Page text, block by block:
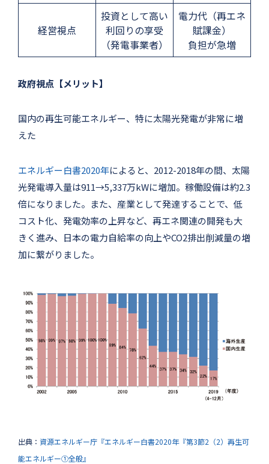
経営視点
投資として高い
利回りの享受
（発電事業者）
電力代（再エネ
賦課金）
負担が急増
政府視点【メリット】
国内の再生可能エネルギー、特に太陽光発電が非常に増
えた
エネルギー白書2020年によると、2012-2018年の間、太陽
光発電導入量は911→5,337万kWに増加。稼働設備は約2.3
倍になりました。また、産業として発達することで、低
コスト化、発電効率の上昇など、再エネ関連の開発も大
きく進み、日本の電力自給率の向上やCO2排出削減量の増
加に繋がりました。
出典： 資源エネルギー庁『エネルギー白書2020年『第3節2（2）再生可
能エネルギー①全般』